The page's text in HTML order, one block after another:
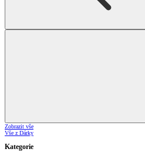
Zobrazit vše
Vše z Dárky
Kategorie